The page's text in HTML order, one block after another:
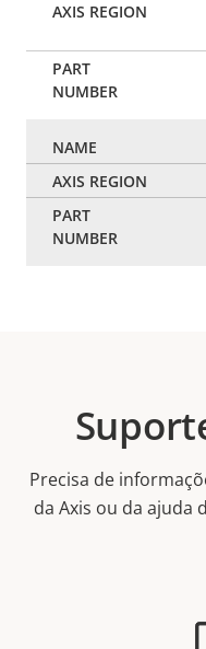
Precisa de
da Axis ou da ajuda